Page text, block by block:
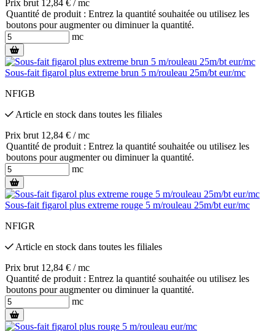
Prix brut 12,84 € / mc
Quantité de produit : Entrez la quantité souhaitée ou utilisez les
boutons pour augmenter ou diminuer la quantité.
mc
Sous-fait figarol plus extreme brun 5 m/rouleau 25m/bt eur/mc
NFIGB
Article en stock dans toutes les filiales
Prix brut 12,84 € / mc
Quantité de produit : Entrez la quantité souhaitée ou utilisez les
boutons pour augmenter ou diminuer la quantité.
mc
Sous-fait figarol plus extreme rouge 5 m/rouleau 25m/bt eur/mc
NFIGR
Article en stock dans toutes les filiales
Prix brut 12,84 € / mc
Quantité de produit : Entrez la quantité souhaitée ou utilisez les
boutons pour augmenter ou diminuer la quantité.
mc